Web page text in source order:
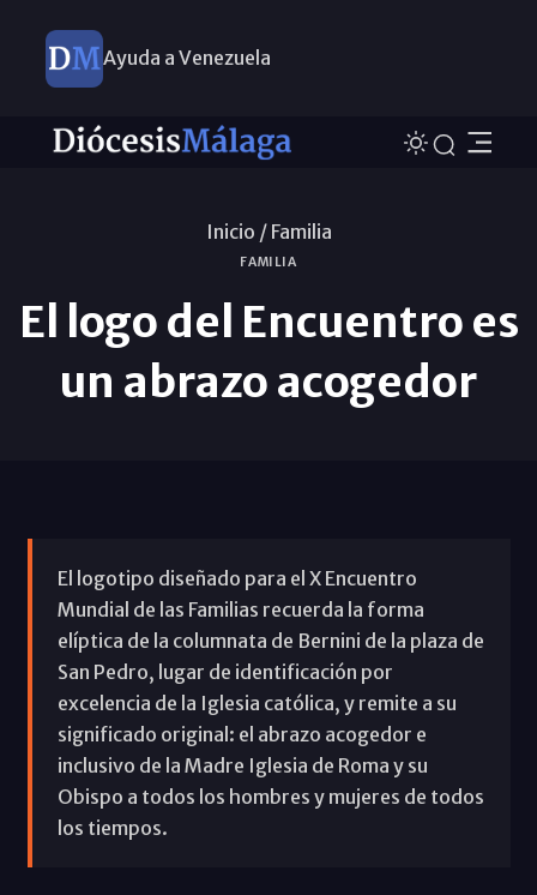
Ayuda a Venezuela
Inicio / Familia
FAMILIA
El logo del Encuentro es
un abrazo acogedor
El logotipo diseñado para el X Encuentro
Mundial de las Familias recuerda la forma
elíptica de la columnata de Bernini de la plaza de
San Pedro, lugar de identificación por
excelencia de la Iglesia católica, y remite a su
significado original: el abrazo acogedor e
inclusivo de la Madre Iglesia de Roma y su
Obispo a todos los hombres y mujeres de todos
los tiempos.